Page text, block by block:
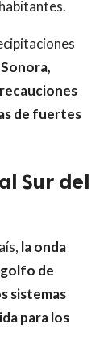
de fuertes
Sur del
la onda
de
sistemas
para los